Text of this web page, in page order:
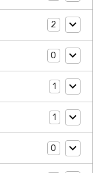
2
0
1
1
0